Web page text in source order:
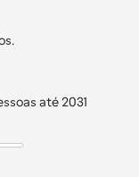
até 2031